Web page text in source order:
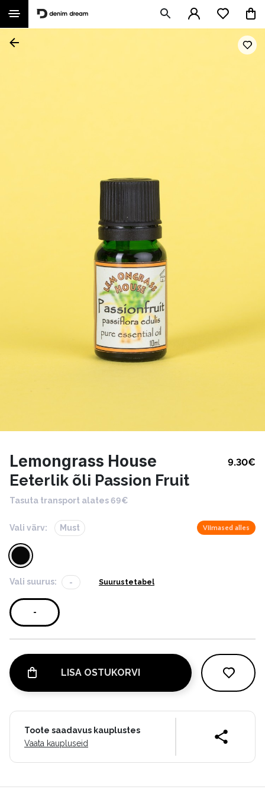
Lemongrass House 9.30€
Eeterlik õli Passion Fruit
Tasuta transport alates 69€
Vali värv: Must Viimased alles
Vali suurus: - Suurustetabel
-
LISA OSTUKORVI
Toote saadavus kauplustes
Vaata kaupluseid